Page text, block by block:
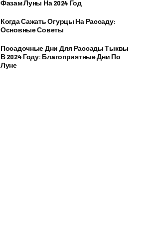
Фазам Луны На 2024 Год
Когда Сажать Огурцы На Рассаду:
Основные Советы
Посадочные Дни Для Рассады Тыквы
В 2024 Году: Благоприятные Дни По
Луне